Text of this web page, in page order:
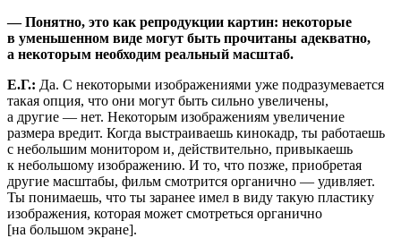
— Понятно, это как репродукции картин: некоторые
в уменьшенном виде могут быть прочитаны адекватно,
а некоторым необходим реальный масштаб.
Е.Г.: Да. С некоторыми изображениями уже подразумевается
такая опция, что они могут быть сильно увеличены,
а другие — нет. Некоторым изображениям увеличение
размера вредит. Когда выстраиваешь кинокадр, ты работаешь
с небольшим монитором и, действительно, привыкаешь
к небольшому изображению. И то, что позже, приобретая
другие масштабы, фильм смотрится органично — удивляет.
Ты понимаешь, что ты заранее имел в виду такую пластику
изображения, которая может смотреться органично
[на большом экране].